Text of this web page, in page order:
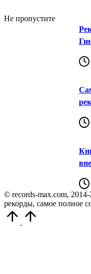
Не пропустите
© records-max.com,
рекорды, самое полное